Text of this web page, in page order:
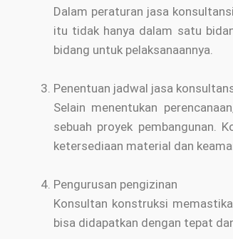
Dalam peraturan jasa
itu tidak hanya dalam satu
bidang untuk pelaksanaannya.
Penentuan jadwal jasa
Selain menentukan
sebuah proyek pembangunan.
ketersediaan material dan
Pengurusan pengizinan
Konsultan konstruksi
bisa didapatkan dengan tepat